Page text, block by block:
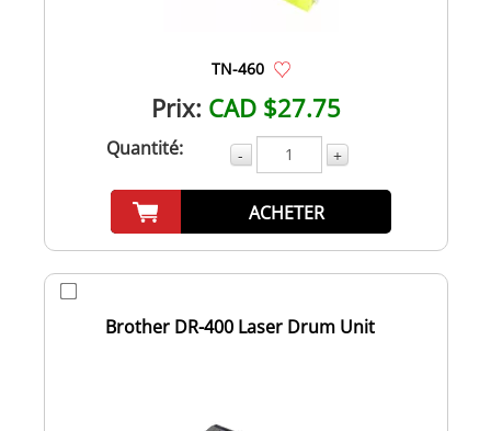
TN-460
Prix: CAD $27.75
Quantité: - +
ACHETER
Brother DR-400 Laser Drum Unit